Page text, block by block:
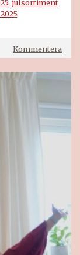
, julsortiment
,
Kommenterapå
med